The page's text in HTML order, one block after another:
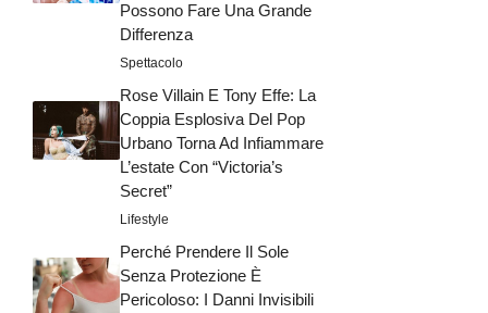
Possono Fare Una Grande
Differenza
Spettacolo
Rose Villain E Tony Effe: La
Coppia Esplosiva Del Pop
Urbano Torna Ad Infiammare
L’estate Con “Victoria’s
Secret”
Lifestyle
Perché Prendere Il Sole
Senza Protezione È
Pericoloso: I Danni Invisibili